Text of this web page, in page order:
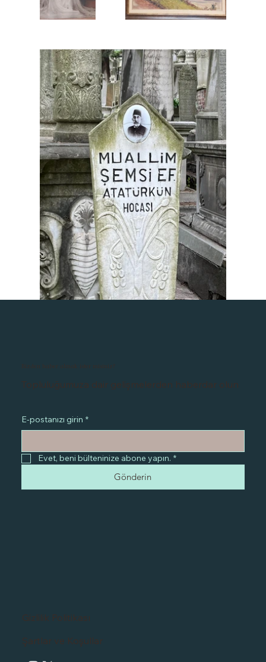
Bizden haber almak ister misiniz?
Topluluğumuza dair gelişmelerden haberdar olun
E-postanızı girin *
Evet, beni bülteninize abone yapın. *
Gönderin
Gizlilik Politikası
Şartlar ve Koşullar